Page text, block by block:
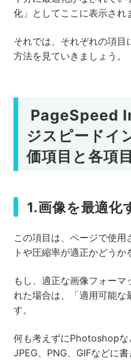
化」としてここに表示され
それでは、それぞれの項目
方法を見ていきましょう。
PageSpeed
ジスピードイ
価項目と各項
1.画像を最適化
この項目は、ページで使用
トや圧縮率が適正かどうか
もし、適正な画像フォーマ
れた場合は、「適用可能な
す。
何も考えずにPhotoshopな
JPEG、PNG、GIFなどに